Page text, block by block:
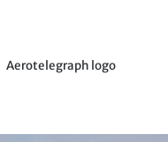
Aerotelegraph logo